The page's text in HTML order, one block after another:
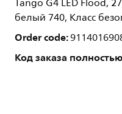
белый 740, Класс
Order code:
Код заказа